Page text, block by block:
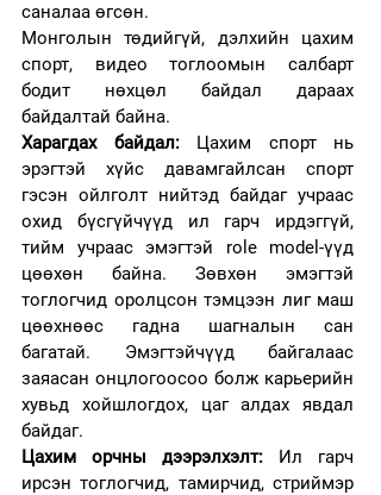
саналаа өгсөн.
Монголын төдийгүй, дэлхийн цахим
спорт, видео тоглоомын салбарт
бодит нөхцөл байдал дараах
байдалтай байна.
Харагдах байдал: Цахим спорт нь
эрэгтэй хүйс давамгайлсан спорт
гэсэн ойлголт нийтэд байдаг учраас
охид бүсгүйчүүд ил гарч ирдэггүй,
тийм учраас эмэгтэй role model-үүд
цөөхөн байна. Зөвхөн эмэгтэй
тоглогчид оролцсон тэмцээн лиг маш
цөөхнөөс гадна шагналын сан
багатай. Эмэгтэйчүүд байгалаас
заяасан онцлогоосоо болж карьерийн
хувьд хойшлогдох, цаг алдах явдал
байдаг.
Цахим орчны дээрэлхэлт: Ил гарч
ирсэн тоглогчид, тамирчид, стриймэр